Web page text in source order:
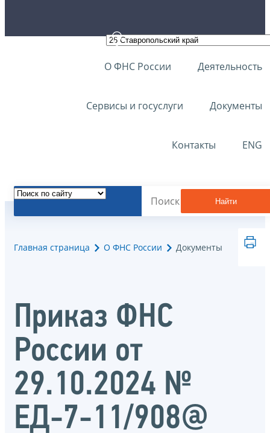
О ФНС России Деятельность
Сервисы и госуслуги Документы
Контакты ENG
Найти
Главная страница О ФНС России Документы
Приказ ФНС
России от
29.10.2024 №
ЕД-7-11/908@